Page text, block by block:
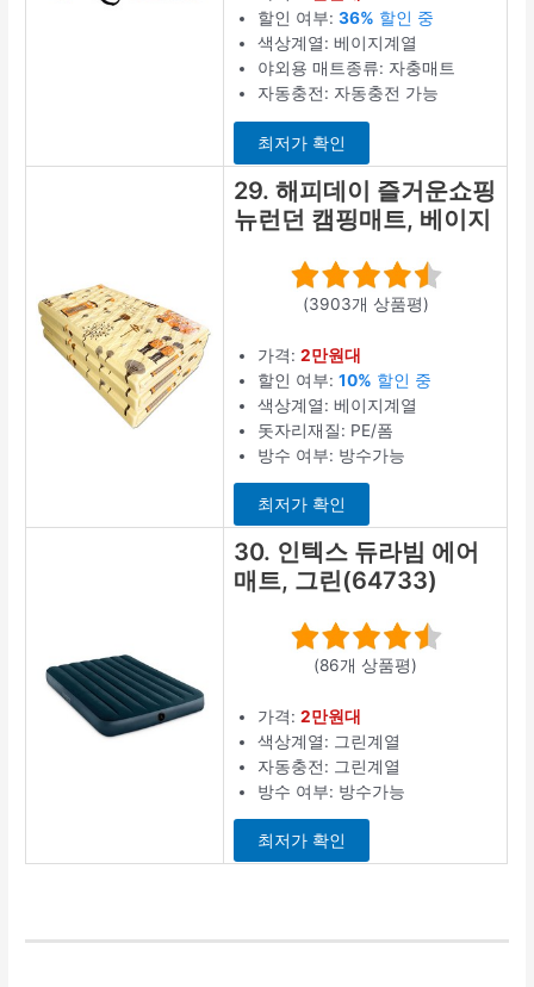
할인 여부:36% 할인 중
색상계열: 베이지계열
야외용 매트종류: 자충매트
자동충전: 자동충전 가능
최저가 확인
29. 해피데이 즐거운쇼핑
뉴런던 캠핑매트, 베이지
(3903개 상품평)
가격:2만원대
할인 여부:10% 할인 중
색상계열: 베이지계열
돗자리재질: PE/폼
방수 여부: 방수가능
최저가 확인
30. 인텍스 듀라빔 에어
매트, 그린(64733)
(86개 상품평)
가격:2만원대
색상계열: 그린계열
자동충전: 그린계열
방수 여부: 방수가능
최저가 확인